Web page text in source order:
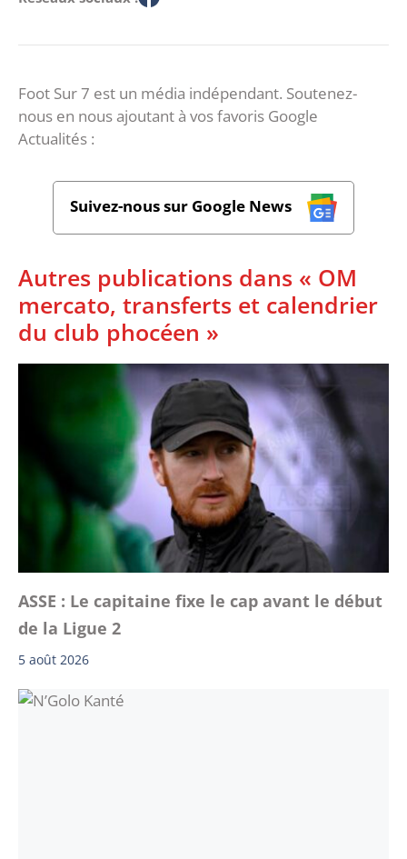
Foot Sur 7 est un média indépendant. Soutenez-
nous en nous ajoutant à vos favoris Google
Actualités :
Suivez-nous sur Google News
Autres publications dans « OM
mercato, transferts et calendrier
du club phocéen »
ASSE : Le capitaine fixe le cap avant le début
de la Ligue 2
5 août 2026